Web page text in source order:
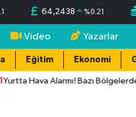
64,2438 %0.21
Video Yazarlar
Eğitim Ekonomi
Hava Alarmı! Bazı Bölgelerde